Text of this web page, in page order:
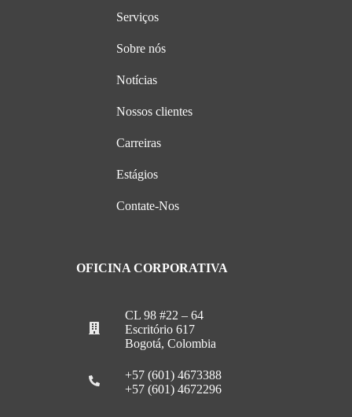
Serviços
Sobre nós
Notícias
Nossos clientes
Carreiras
Estágios
Contate-Nos
OFICINA CORPORATIVA
CL 98 #22 – 64
Escritório 617
Bogotá, Colombia
+57 (601) 4673388
+57 (601) 4672296